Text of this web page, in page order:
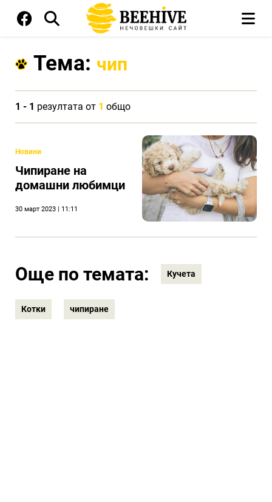
Тема: чип
1 - 1 резултата от 1 общо
Новини
Чипиране на
домашни любимци
30 март 2023 | 11:11
Още по темата: Кучета
Котки чипиране